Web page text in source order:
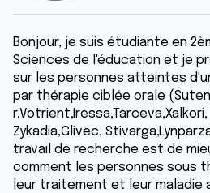
Bonjour, je suis étudiante en
Sciences de l'éducation et je
sur les personnes atteintes
par thérapie ciblée orale
r,Votrient,Iressa,Tarceva,Xalk​ori,
Zykadia,Glivec,
travail de recherche est de
comment les personnes sous
leur traitement et leur maladie